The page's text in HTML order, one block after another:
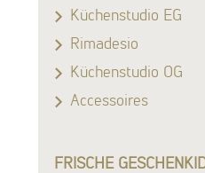
Küchenstudio EG
Rimadesio
Küchenstudio OG
Accessoires
FRISCHE